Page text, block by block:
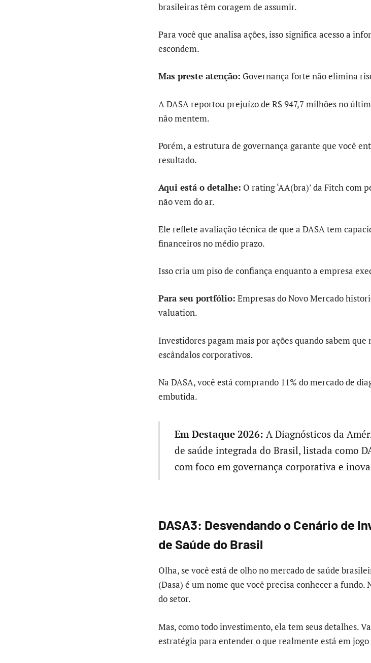
brasileiras têm coragem de assumir.
Para você que analisa ações, isso significa acesso a
escondem.
Mas preste atenção: Governança forte não elimina
A DASA reportou prejuízo de R$ 947,7 milhões no
não mentem.
Porém, a estrutura de governança garante que você
resultado.
Aqui está o detalhe: O rating ‘AA(bra)’ da Fitch com
não vem do ar.
Ele reflete avaliação técnica de que a DASA tem
financeiros no médio prazo.
Isso cria um piso de confiança enquanto a empresa
Para seu portfólio: Empresas do Novo Mercado
valuation.
Investidores pagam mais por ações quando sabem que
escândalos corporativos.
Na DASA, você está comprando 11% do mercado de
embutida.
Em Destaque 2026: A Diagnósticos da
de saúde integrada do Brasil, listada como
com foco em governança corporativa e
DASA3: Desvendando o Cenário de
de Saúde do Brasil
Olha, se você está de olho no mercado de saúde
(Dasa) é um nome que você precisa conhecer a fundo.
do setor.
Mas, como todo investimento, ela tem seus detalhes.
estratégia para entender o que realmente está em jogo